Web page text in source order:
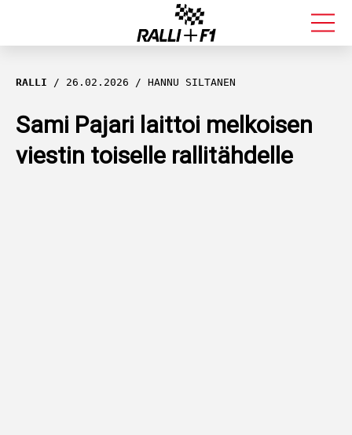
FORMULA 1
RALLI
KALLE ROVANPERÄ
RALLI 26.02.2026 HANNU SILTANEN
Sami Pajari laittoi melkoisen
viestin toiselle rallitähdelle